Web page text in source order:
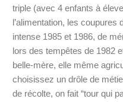
triple (avec 4 enfants à
l’alimentation, les
intense 1985 et 1986, de
lors des tempêtes de 1982
belle-mère, elle même
choisissez un drôle de
de récolte, on fait “tour qui